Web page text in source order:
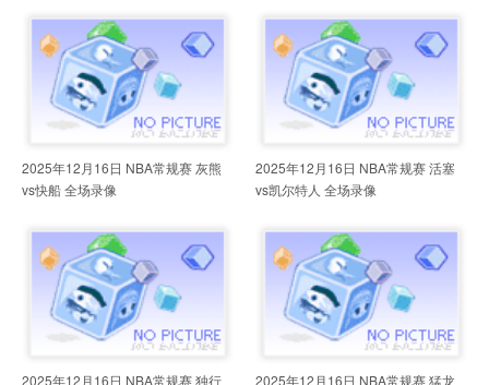
2025年12月16日 NBA常规赛 灰熊
vs快船 全场录像
2025年12月16日 NBA常规赛 活塞
vs凯尔特人 全场录像
2025年12月16日 NBA常规赛 独行
2025年12月16日 NBA常规赛 猛龙